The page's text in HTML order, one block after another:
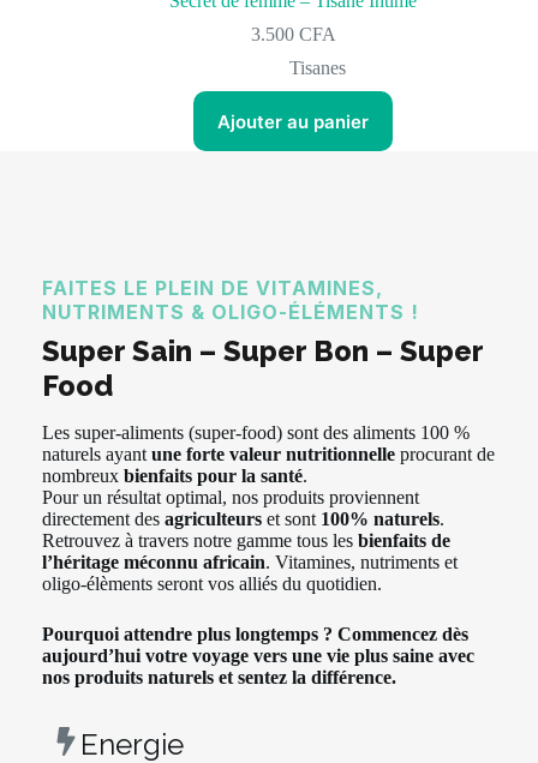
3.500 CFA
Tisanes
Ajouter au panier
FAITES LE PLEIN DE VITAMINES,
NUTRIMENTS & OLIGO-ÉLÉMENTS !
Super Sain – Super Bon – Super
Food
Les super-aliments (super-food) sont des aliments 100 %
naturels ayant une forte valeur nutritionnelleprocurant de
nombreux bienfaits pour la santé.
Pour un résultat optimal, nos produits proviennent
directement des agriculteurset sont 100% naturels.
Retrouvez à travers notre gamme tous les bienfaits de
l’héritage méconnu africain. Vitamines, nutriments et
oligo-élèments seront vos alliés du quotidien.
Pourquoi attendre plus longtemps ? Commencez dès
aujourd’hui votre voyage vers une vie plus saine avec
nos produits naturels et sentez la différence.
Energie